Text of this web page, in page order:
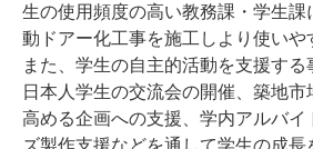
生の使用頻度の高い教務課・学生課
動ドアー化工事を施工しより使いや
また、学生の自主的活動を支援する
日本人学生の交流会の開催、築地
高める企画への支援、学内アルバイ
ズ製作支援などを通して学生の成長